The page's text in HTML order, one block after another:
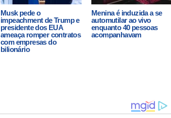
Musk pede o
impeachment de Trump e
presidente dos EUA
ameaça romper contratos
com empresas do
bilionário
Menina é induzida a se
automutilar ao vivo
enquanto 40 pessoas
acompanhavam